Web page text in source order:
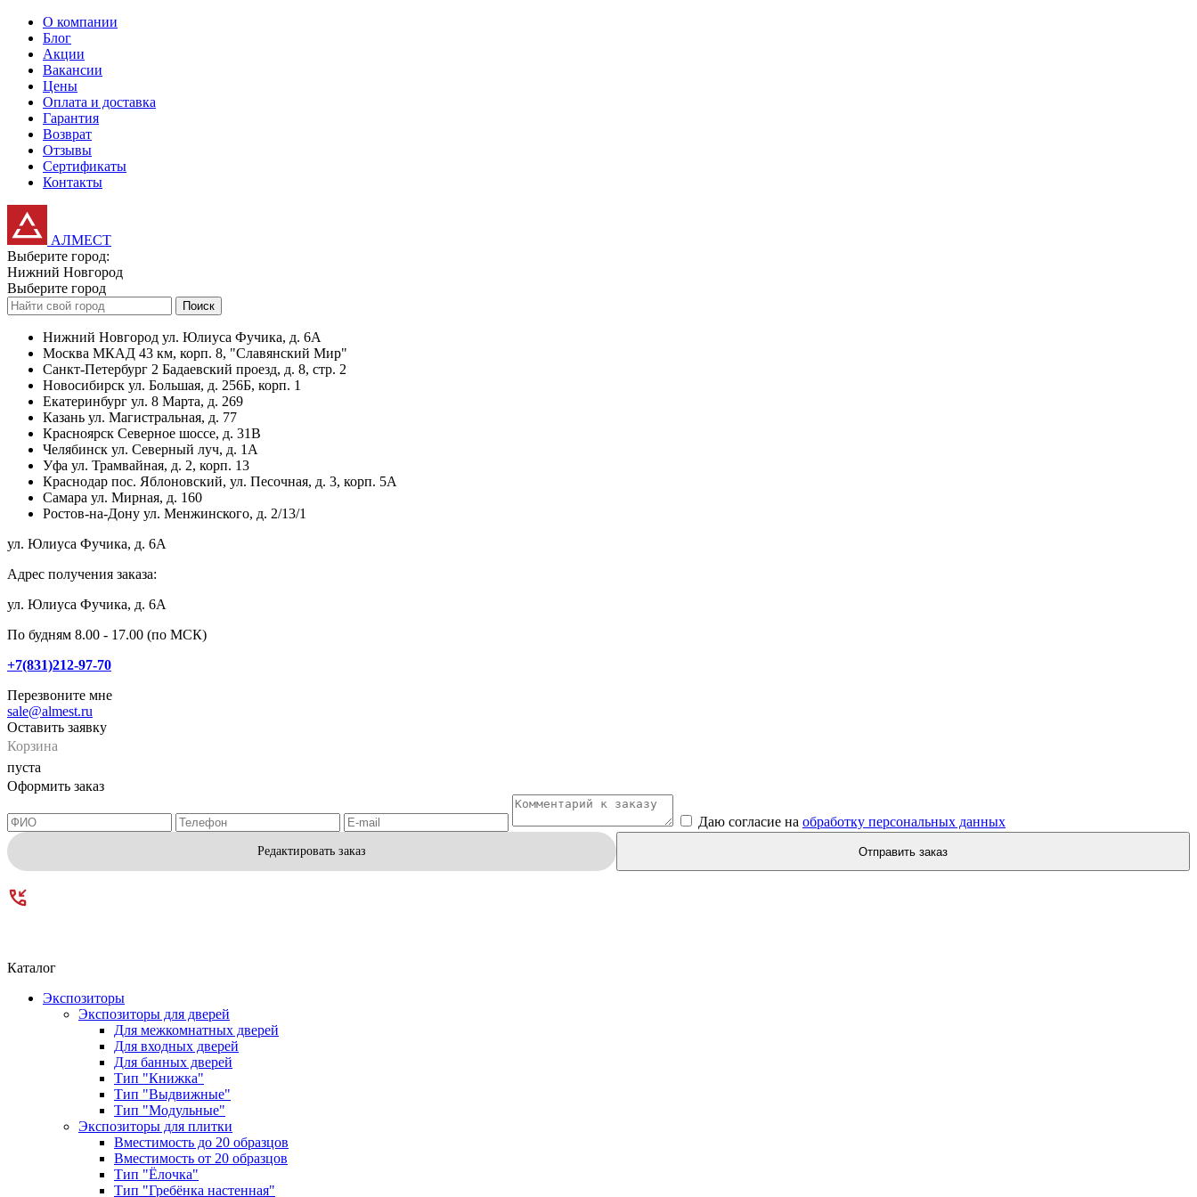
О компании
Блог
Акции
Вакансии
Цены
Оплата и доставка
Гарантия
Возврат
Отзывы
Сертификаты
Контакты
АЛМЕСТ
Выберите город:
Нижний Новгород
Выберите город
Поиск
Нижний Новгород ул. Юлиуса Фучика, д. 6А
Москва МКАД 43 км, корп. 8, "Славянский Мир"
Санкт-Петербург 2 Бадаевский проезд, д. 8, стр. 2
Новосибирск ул. Большая, д. 256Б, корп. 1
Екатеринбург ул. 8 Марта, д. 269
Казань ул. Магистральная, д. 77
Красноярск Северное шоссе, д. 31В
Челябинск ул. Северный луч, д. 1А
Уфа ул. Трамвайная, д. 2, корп. 13
Краснодар пос. Яблоновский, ул. Песочная, д. 3, корп. 5А
Самара ул. Мирная, д. 160
Ростов-на-Дону ул. Менжинского, д. 2/13/1
ул. Юлиуса Фучика, д. 6А
Адрес получения заказа:
ул. Юлиуса Фучика, д. 6А
По будням 8.00 - 17.00 (по МСК)
+7(831)212-97-70
Перезвоните мне
sale@almest.ru
Оставить заявку
Корзина
пуста
Оформить заказ
Даю согласие на обработку персональных данных
Редактировать заказ Отправить заказ
Каталог
Экспозиторы
Экспозиторы для дверей
Для межкомнатных дверей
Для входных дверей
Для банных дверей
Тип "Книжка"
Тип "Выдвижные"
Тип "Модульные"
Экспозиторы для плитки
Вместимость до 20 образцов
Вместимость от 20 образцов
Тип "Ёлочка"
Тип "Гребёнка настенная"